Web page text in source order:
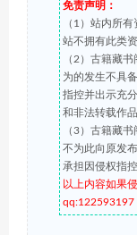
免责声明：
（1）站内所
站不拥有此类
（2）古籍藏
为的发生不具
指控并出示充
和非法转载作
（3）古籍藏
不为此向原发
承担因侵权指
以上内容如果
qq:122593197